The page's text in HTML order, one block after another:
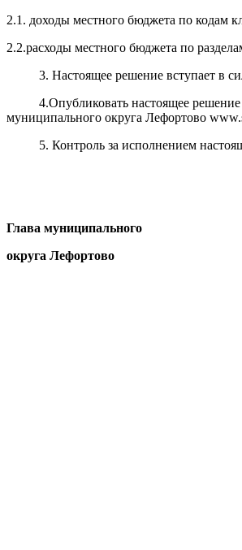
2.1. доходы местного бюджета по кодам
2.2.расходы местного бюджета по
3. Настоящее решение вступает в
4.Опубликовать настоящее решение в
муниципального округа Лефортово
5. Контроль за исполнением
Глава муниципального
округа